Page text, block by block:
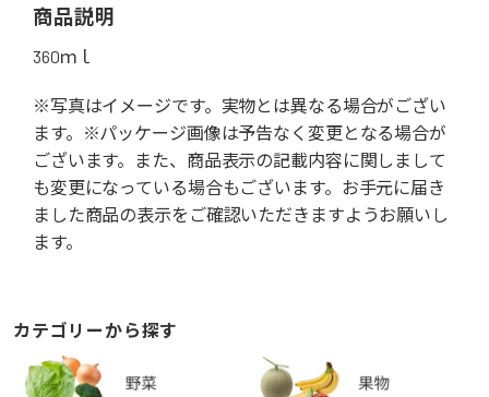
商品説明
360ｍｌ
※写真はイメージです。実物とは異なる場合がござい
ます。※パッケージ画像は予告なく変更となる場合が
ございます。また、商品表示の記載内容に関しまして
も変更になっている場合もございます。お手元に届き
ました商品の表示をご確認いただきますようお願いし
ます。
カテゴリーから探す